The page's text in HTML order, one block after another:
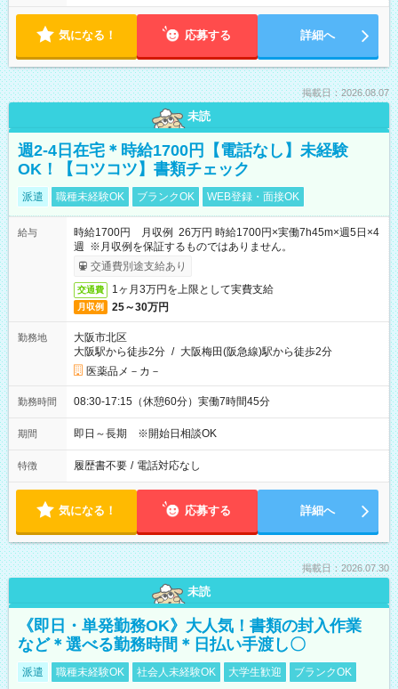
気になる！ 応募する 詳細へ
掲載日：2026.08.07
未読
週2-4日在宅＊時給1700円【電話なし】未経験
OK！【コツコツ】書類チェック
派遣 職種未経験OK ブランクOK WEB登録・面接OK
給与
時給1700円 月収例 26万円 時給1700円×実働7h45m×週5日×4
週 ※月収例を保証するものではありません。
交通費別途支給あり
交通費 1ヶ月3万円を上限として実費支給
月収例 25～30万円
勤務地
大阪市北区
大阪駅から徒歩2分 / 大阪梅田(阪急線)駅から徒歩2分
医薬品メ－カ－
勤務時間 08:30-17:15（休憩60分）実働7時間45分
期間 即日～長期 ※開始日相談OK
特徴 履歴書不要 / 電話対応なし
気になる！ 応募する 詳細へ
掲載日：2026.07.30
未読
《即日・単発勤務OK》大人気！書類の封入作業
など＊選べる勤務時間＊日払い手渡し〇
派遣 職種未経験OK 社会人未経験OK 大学生歓迎 ブランクOK